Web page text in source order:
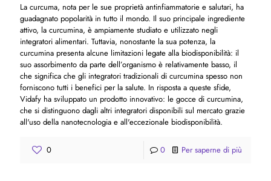
La curcuma, nota per le sue proprietà antinfiammatorie e salutari, ha
guadagnato popolarità in tutto il mondo. Il suo principale ingrediente
attivo, la curcumina, è ampiamente studiato e utilizzato negli
integratori alimentari. Tuttavia, nonostante la sua potenza, la
curcumina presenta alcune limitazioni legate alla biodisponibilità: il
suo assorbimento da parte dell’organismo è relativamente basso, il
che significa che gli integratori tradizionali di curcumina spesso non
forniscono tutti i benefici per la salute. In risposta a queste sfide,
Vidafy ha sviluppato un prodotto innovativo: le gocce di curcumina,
che si distinguono dagli altri integratori disponibili sul mercato grazie
all'uso della nanotecnologia e all'eccezionale biodisponibilità.
0 0 Per saperne di più